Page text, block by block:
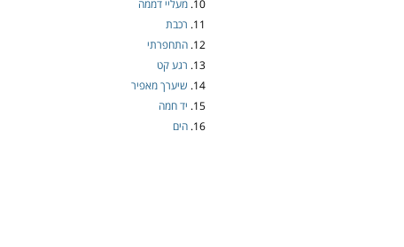
10. מעליי דממה
11. רכבת
12. התחפרתי
13. רגע קט
14. שיערך מאפיר
15. יד חמה
16. הים